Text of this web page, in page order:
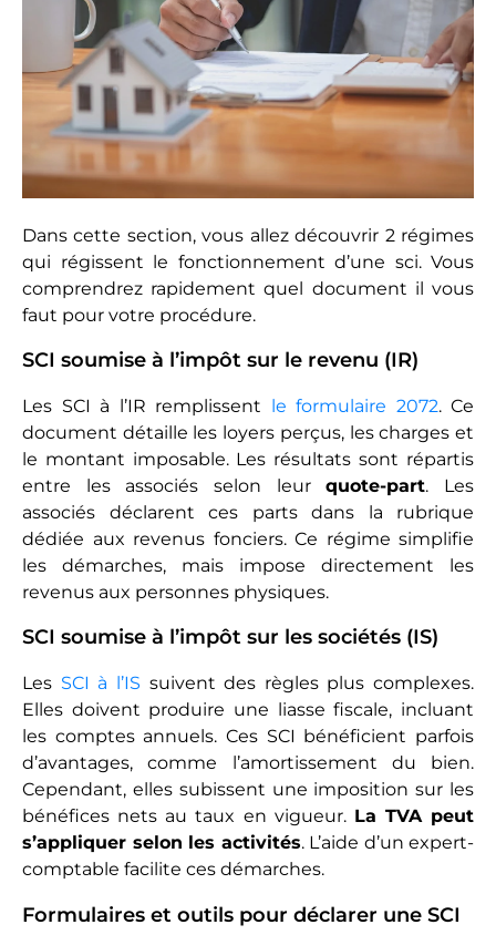
Dans cette section, vous allez découvrir 2 régimes
qui régissent le fonctionnement d’une sci. Vous
comprendrez rapidement quel document il vous
faut pour votre procédure.
SCI soumise à l’impôt sur le revenu (IR)
Les SCI à l’IR remplissent le formulaire 2072. Ce
document détaille les loyers perçus, les charges et
le montant imposable. Les résultats sont répartis
entre les associés selon leurquote-part. Les
associés déclarent ces parts dans la rubrique
dédiée aux revenus fonciers. Ce régime simplifie
les démarches, mais impose directement les
revenus aux personnes physiques.
SCI soumise à l’impôt sur les sociétés (IS)
Les SCI à l’IS suivent des règles plus complexes.
Elles doivent produire une liasse fiscale, incluant
les comptes annuels. Ces SCI bénéficient parfois
d’avantages, comme l’amortissement du bien.
Cependant, elles subissent une imposition sur les
bénéfices nets au taux en vigueur. La TVA peut
s’appliquer selon les activités. L’aide d’un expert-
comptable facilite ces démarches.
Formulaires et outils pour déclarer une SCI